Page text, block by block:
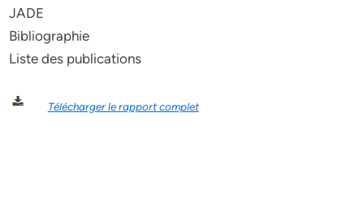
JADE
Bibliographie
Liste des publications
Télécharger le rapport complet